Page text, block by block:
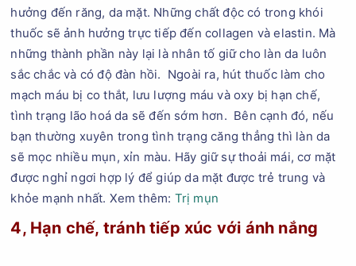
hưởng đến răng, da mặt. Những chất độc có trong khói
thuốc sẽ ảnh hưởng trực tiếp đến collagen và elastin. Mà
những thành phần này lại là nhân tố giữ cho làn da luôn
sắc chắc và có độ đàn hồi. Ngoài ra, hút thuốc làm cho
mạch máu bị co thắt, lưu lượng máu và oxy bị hạn chế,
tình trạng lão hoá da sẽ đến sớm hơn. Bên cạnh đó, nếu
bạn thường xuyên trong tình trạng căng thẳng thì làn da
sẽ mọc nhiều mụn, xỉn màu. Hãy giữ sự thoải mái, cơ mặt
được nghỉ ngơi hợp lý để giúp da mặt được trẻ trung và
khỏe mạnh nhất. Xem thêm: Trị mụn
4, Hạn chế, tránh tiếp xúc với ánh nắng